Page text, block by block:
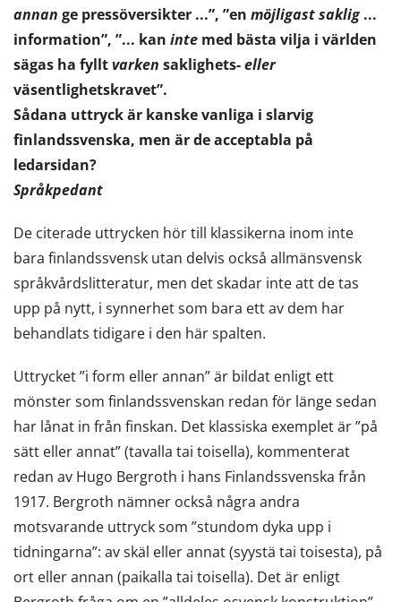
annan ge pressöversikter ...”, ”en möjligast saklig ...
information”, ”... kan inte med bästa vilja i världen
sägas ha fylltvarken saklighets-eller
väsentlighetskravet”.
Sådana uttryck är kanske vanliga i slarvig
finlandssvenska, men är de acceptabla på
ledarsidan?
Språkpedant
De citerade uttrycken hör till klassikerna inom inte
bara finlandssvensk utan delvis också allmänsvensk
språkvårdslitteratur, men det skadar inte att de tas
upp på nytt, i synnerhet som bara ett av dem har
behandlats tidigare i den här spalten.
Uttrycket ”i form eller annan” är bildat enligt ett
mönster som finlandssvenskan redan för länge sedan
har lånat in från finskan. Det klassiska exemplet är ”på
sätt eller annat” (tavalla tai toisella), kommenterat
redan av Hugo Bergroth i hans Finlandssvenska från
1917. Bergroth nämner också några andra
motsvarande uttryck som ”stundom dyka upp i
tidningarna”: av skäl eller annat (syystä tai toisesta), på
ort eller annan (paikalla tai toisella). Det är enligt